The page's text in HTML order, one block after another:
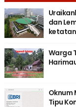
dan
Warga
Oknum
Tipu